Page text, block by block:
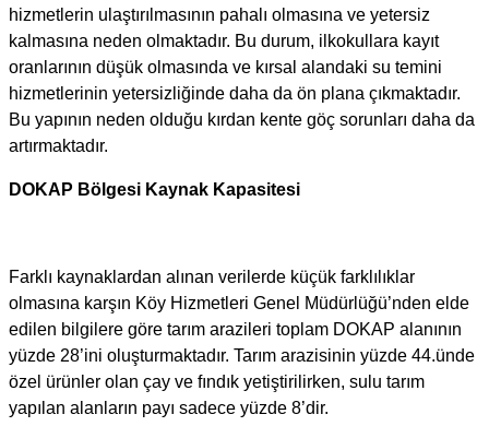
hizmetlerin ulaştırılmasının pahalı olmasına ve yetersiz
kalmasına neden olmaktadır. Bu durum, ilkokullara kayıt
oranlarının düşük olmasında ve kırsal alandaki su temini
hizmetlerinin yetersizliğinde daha da ön plana çıkmaktadır.
Bu yapının neden olduğu kırdan kente göç sorunları daha da
artırmaktadır.
DOKAP Bölgesi Kaynak Kapasitesi
Farklı kaynaklardan alınan verilerde küçük farklılıklar
olmasına karşın Köy Hizmetleri Genel Müdürlüğü’nden elde
edilen bilgilere göre tarım arazileri toplam DOKAP alanının
yüzde 28’ini oluşturmaktadır. Tarım arazisinin yüzde 44.ünde
özel ürünler olan çay ve fındık yetiştirilirken, sulu tarım
yapılan alanların payı sadece yüzde 8’dir.